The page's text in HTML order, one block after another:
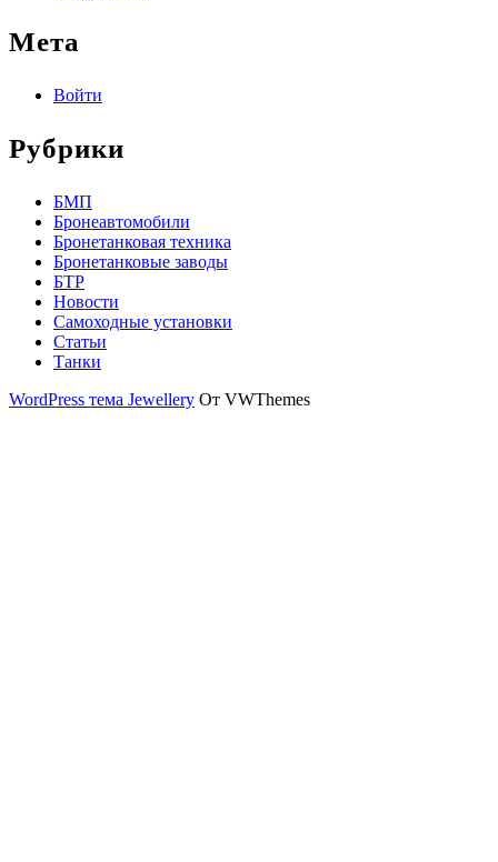
Мета
Войти
Рубрики
БМП
Бронеавтомобили
Бронетанковая техника
Бронетанковые заводы
БТР
Новости
Самоходные установки
Статьи
Танки
WordPress тема Jewellery От VWThemes